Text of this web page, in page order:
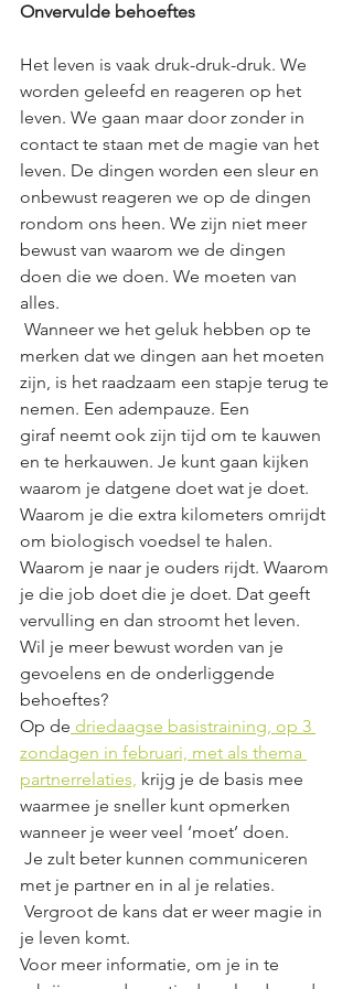
Onvervulde behoeftes
Het leven is vaak druk-druk-druk. We
worden geleefd en reageren op het
leven. We gaan maar door zonder in
contact te staan met de magie van het
leven. De dingen worden een sleur en
onbewust reageren we op de dingen
rondom ons heen. We zijn niet meer
bewust van waarom we de dingen
doen die we doen. We moeten van
alles.
merken dat we dingen aan het moeten
zijn, is het raadzaam een stapje terug te
nemen. Een adempauze. Een
giraf neemt ook zijn tijd om te kauwen
en te herkauwen. Je kunt gaan kijken
waarom je datgene doet wat je doet.
Waarom je die extra kilometers omrijdt
om biologisch voedsel te halen.
Waarom je naar je ouders rijdt. Waarom
je die job doet die je doet. Dat geeft
vervulling en dan stroomt het leven.
Wil je meer bewust worden van je
gevoelens en de onderliggende
behoeftes?
Op de driedaagse basistraining, op 3
zondagen in februari, met als thema
partnerrelaties, krijg je de basis mee
waarmee je sneller kunt opmerken
wanneer je weer veel ‘moet’ doen.
met je partner en in al je relaties.
je leven komt.
Voor meer informatie, om je in te